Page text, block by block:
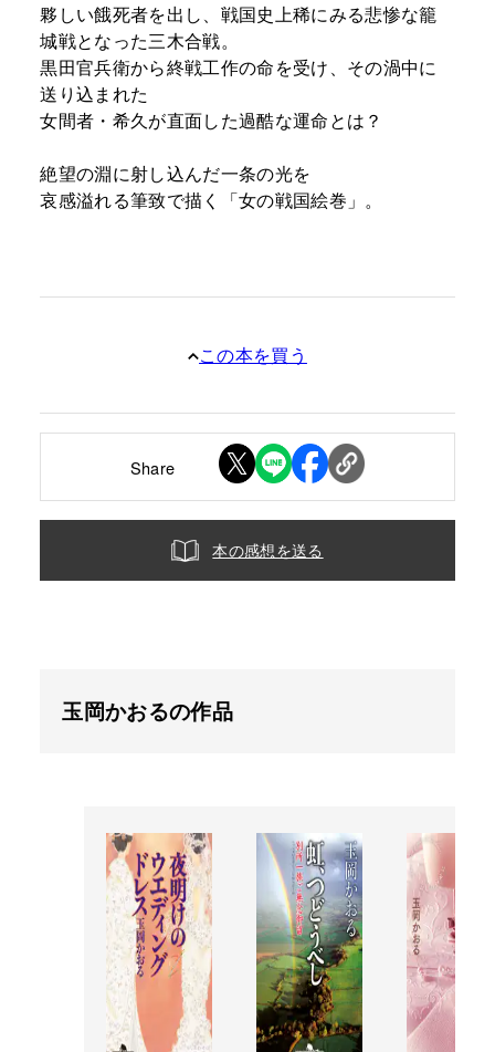
夥しい餓死者を出し、戦国史上稀にみる悲惨な籠
城戦となった三木合戦。
黒田官兵衛から終戦工作の命を受け、その渦中に
送り込まれた
女間者・希久が直面した過酷な運命とは？
絶望の淵に射し込んだ一条の光を
哀感溢れる筆致で描く「女の戦国絵巻」。
この本を買う
Share
本の感想を送る
玉岡かおるの作品